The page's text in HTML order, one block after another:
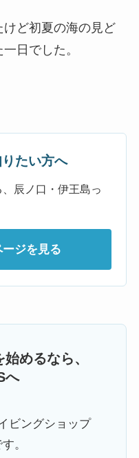
ど初夏の海の見ど
日でした。
たい方へ
辰ノ口・伊王島っ
ジを見る
めるなら、
へ
ビングショップ
。